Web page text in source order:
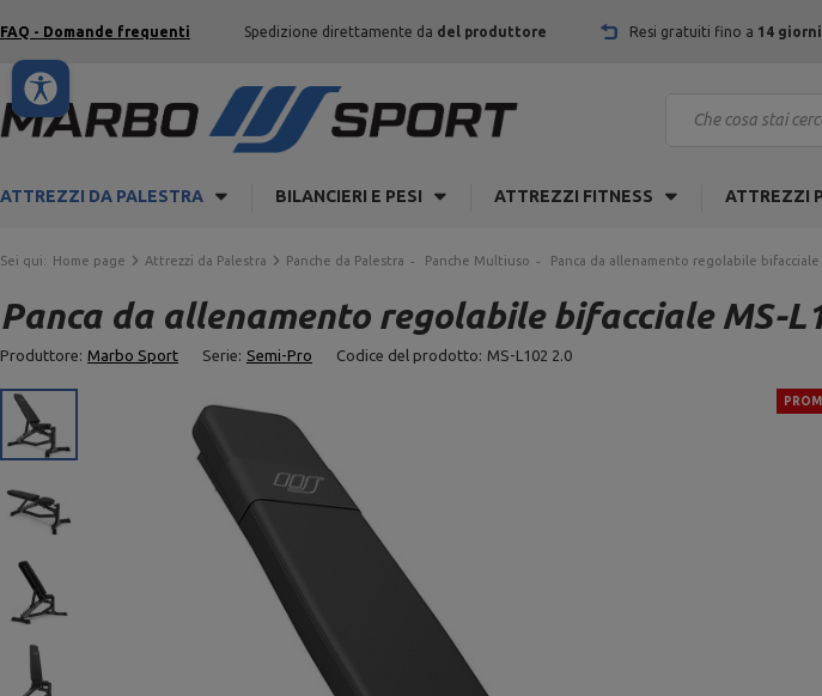
FAQ - Domande frequenti Spedizione direttamente da del produttore Resi gratuiti fino a 14 giorni
ATTREZZI DA PALESTRA BILANCIERI E PESI ATTREZZI FITNESS ATTREZZI
Sei qui: Home page Attrezzi da Palestra Panche da Palestra Panche Multiuso Panca da allenamento regolabile bifacciale
Panca da allenamento regolabile bifacciale MS-
Produttore: Marbo Sport Serie: Semi-Pro Codice del prodotto: MS-L102 2.0